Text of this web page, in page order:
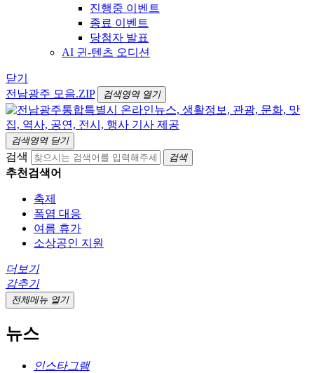
진행중 이벤트
종료 이벤트
당첨자 발표
AI 귄-텐츠 오디션
닫기
전남광주 모음.ZIP
검색영역 열기
검색영역 닫기
검색 검색
추천검색어
축제
폭염 대응
여름 휴가
소상공인 지원
더보기
감추기
전체메뉴 열기
뉴스
인스타그램